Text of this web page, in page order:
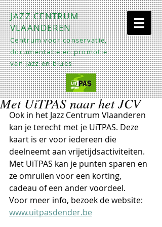
JAZZ CENTRUM
VLAANDEREN
Centrum voor conservatie,
documentatie en promotie
van jazz en blues
Met UiTPAS naar het JCV
Ook in het Jazz Centrum Vlaanderen
kan je terecht met je UiTPAS. Deze
kaart is er voor iedereen die
deelneemt aan vrijetijdsactiviteiten.
Met UiTPAS kan je punten sparen en
ze omruilen voor een korting,
cadeau of een ander voordeel.
Voor meer info, bezoek de website:
www.uitpasdender.be